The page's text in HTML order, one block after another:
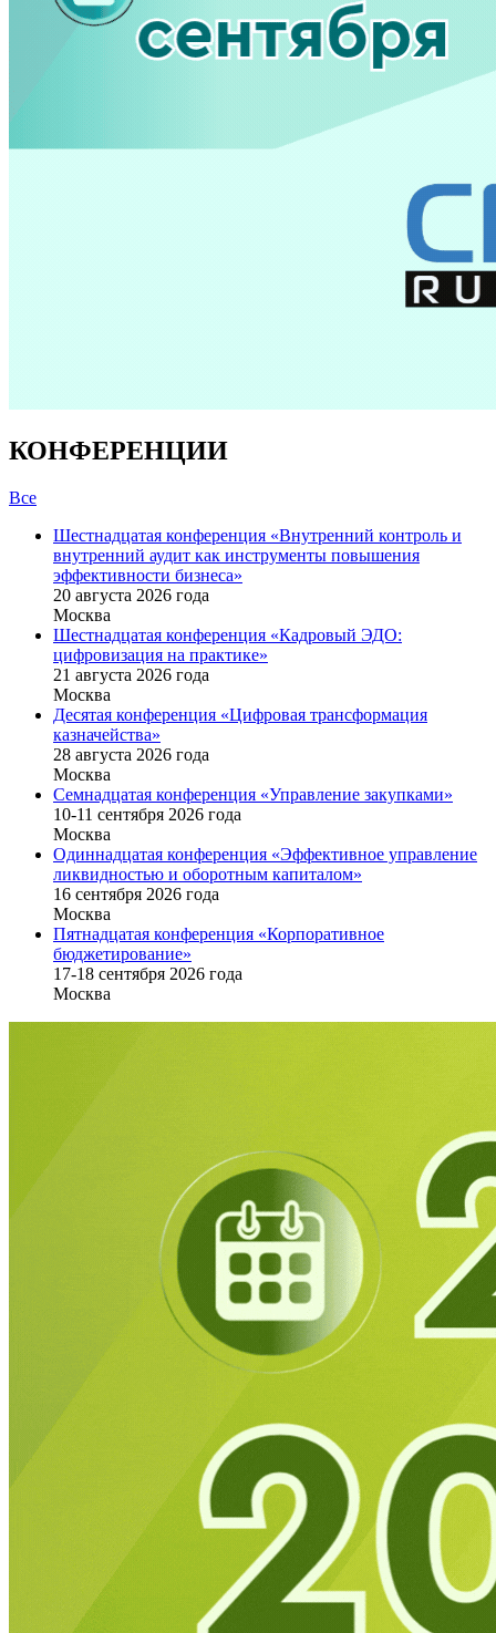
КОНФЕРЕНЦИИ
Все
Шестнадцатая конференция «Внутренний контроль и
внутренний аудит как инструменты повышения
эффективности бизнеса»
20 августа 2026 года
Москва
Шестнадцатая конференция «Кадровый ЭДО:
цифровизация на практике»
21 августа 2026 года
Москва
Десятая конференция «Цифровая трансформация
казначейства»
28 августа 2026 года
Москва
Семнадцатая конференция «Управление закупками»
10-11 сентября 2026 года
Москва
Одиннадцатая конференция «Эффективное управление
ликвидностью и оборотным капиталом»
16 cентября 2026 года
Москва
Пятнадцатая конференция «Корпоративное
бюджетирование»
17-18 сентября 2026 года
Москва